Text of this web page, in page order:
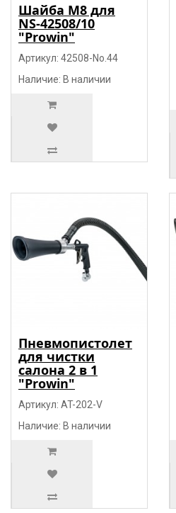
Шайба М8 для
NS-42508/10
"Prowin"
Артикул: 42508-No.44
Наличие: В наличии
Пневмопистолет
для чистки
салона 2 в 1
"Prowin"
Артикул: AT-202-V
Наличие: В наличии